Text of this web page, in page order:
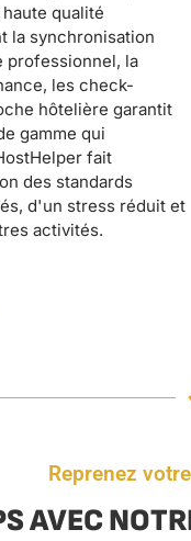
qualité
la synchronisation
professionnel, la
les check-
hôtelière garantit
gamme qui
fait
des standards
d'un stress réduit et
activités.
Reprenez
AVEC